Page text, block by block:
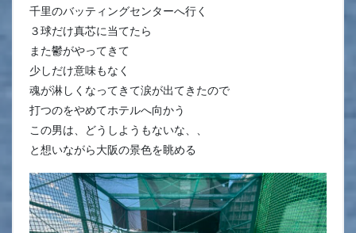
千里のバッティングセンターへ行く
３球だけ真芯に当てたら
また鬱がやってきて
少しだけ意味もなく
魂が淋しくなってきて涙が出てきたので
打つのをやめてホテルへ向かう
この男は、どうしようもないな、、
と想いながら大阪の景色を眺める